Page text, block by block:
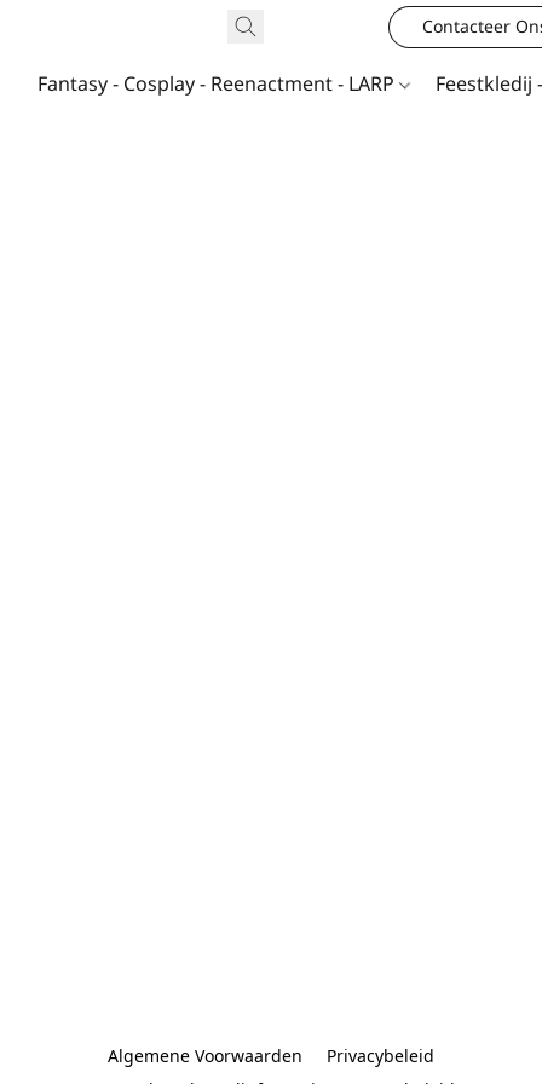
Contacteer
Fantasy - Cosplay - Reenactment - LARP Feestkledij
Algemene Voorwaarden
Privacybeleid